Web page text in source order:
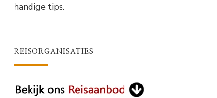
handige tips.
REISORGANISATIES